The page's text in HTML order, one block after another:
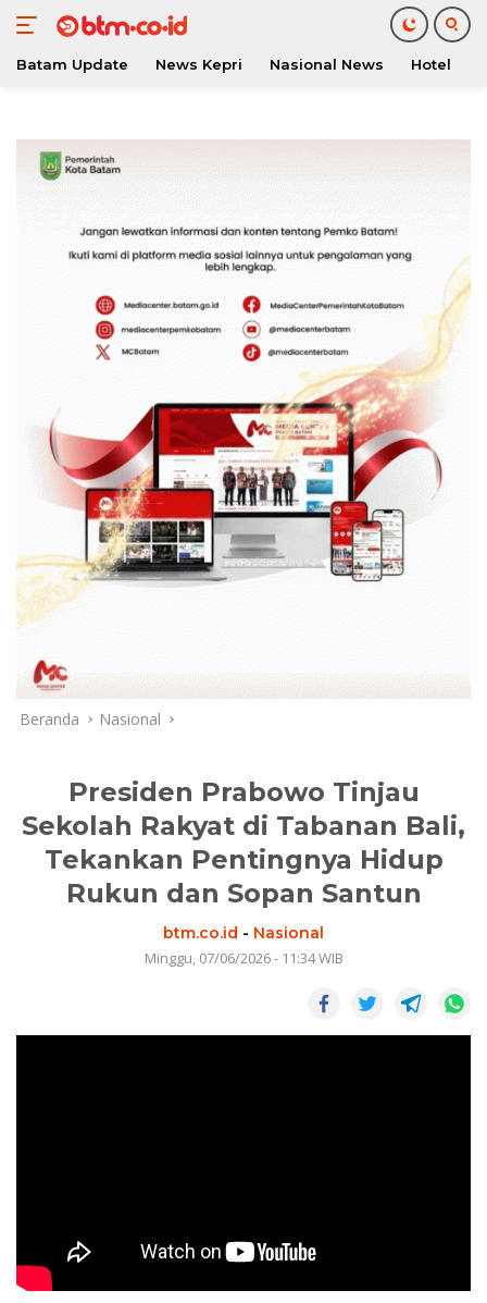
konten
Batam Update News Kepri Nasional News Hotel
Beranda Nasional
Presiden Prabowo Tinjau
Sekolah Rakyat di Tabanan Bali,
Tekankan Pentingnya Hidup
Rukun dan Sopan Santun
btm.co.id - Nasional
Minggu, 07/06/2026 - 11:34 WIB